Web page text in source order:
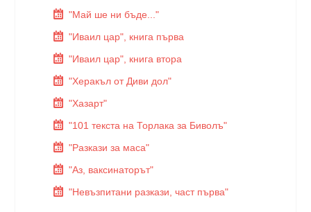
"Май ше ни бъде..."
"Иваил цар", книга първа
"Иваил цар", книга втора
"Херакъл от Диви дол"
"Хазарт"
"101 текста на Торлака за Биволъ"
"Разкази за маса"
"Аз, ваксинаторът"
"Невъзпитани разкази, част първа"